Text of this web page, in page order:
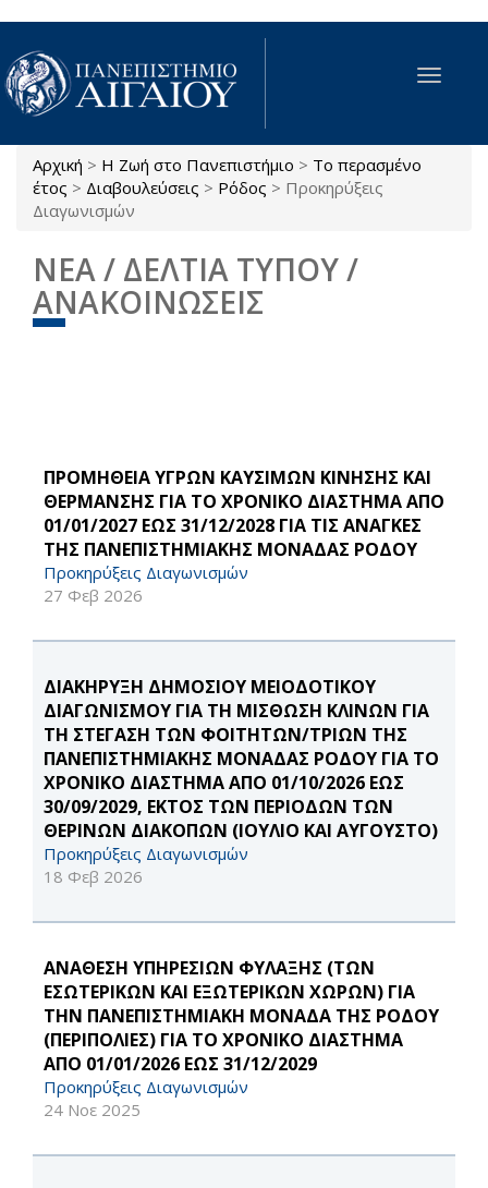
Παράκαμψη προς το κυρίως περιεχόμενο
Toggle
Είστε εδώ
Αρχική > Η Ζωή στο Πανεπιστήμιο > Το περασμένο
έτος > Διαβουλεύσεις > Ρόδος > Προκηρύξεις
Διαγωνισμών
ΝΕΑ / ΔΕΛΤΙΑ ΤΥΠΟΥ /
ΑΝΑΚΟΙΝΩΣΕΙΣ
ΠΡΟΜΗΘΕΙΑ ΥΓΡΩΝ ΚΑΥΣΙΜΩΝ ΚΙΝΗΣΗΣ ΚΑΙ
ΘΕΡΜΑΝΣΗΣ ΓΙΑ ΤΟ ΧΡΟΝΙΚΟ ΔΙΑΣΤΗΜΑ ΑΠΟ
01/01/2027 ΕΩΣ 31/12/2028 ΓΙΑ ΤΙΣ ΑΝΑΓΚΕΣ
ΤΗΣ ΠΑΝΕΠΙΣΤΗΜΙΑΚΗΣ ΜΟΝΑΔΑΣ ΡΟΔΟΥ
Προκηρύξεις Διαγωνισμών
27 Φεβ 2026
ΔΙΑΚΗΡΥΞΗ ΔΗΜΟΣΙΟΥ ΜΕΙΟΔΟΤΙΚΟΥ
ΔΙΑΓΩΝΙΣΜΟΥ ΓΙΑ ΤΗ ΜΙΣΘΩΣΗ ΚΛΙΝΩΝ ΓΙΑ
ΤΗ ΣΤΕΓΑΣΗ ΤΩΝ ΦΟΙΤΗΤΩΝ/ΤΡΙΩΝ ΤΗΣ
ΠΑΝΕΠΙΣΤΗΜΙΑΚΗΣ ΜΟΝΑΔΑΣ ΡΟΔΟΥ ΓΙΑ ΤΟ
ΧΡΟΝΙΚΟ ΔΙΑΣΤΗΜΑ ΑΠΟ 01/10/2026 ΕΩΣ
30/09/2029, ΕΚΤΟΣ ΤΩΝ ΠΕΡΙΟΔΩΝ ΤΩΝ
ΘΕΡΙΝΩΝ ΔΙΑΚΟΠΩΝ (ΙΟΥΛΙΟ ΚΑΙ ΑΥΓΟΥΣΤΟ)
Προκηρύξεις Διαγωνισμών
18 Φεβ 2026
ΑΝΑΘΕΣΗ ΥΠΗΡΕΣΙΩΝ ΦΥΛΑΞΗΣ (ΤΩΝ
ΕΣΩΤΕΡΙΚΩΝ ΚΑΙ ΕΞΩΤΕΡΙΚΩΝ ΧΩΡΩΝ) ΓΙΑ
ΤΗΝ ΠΑΝΕΠΙΣΤΗΜΙΑΚΗ ΜΟΝΑΔΑ ΤΗΣ ΡΟΔΟΥ
(ΠΕΡΙΠΟΛΙΕΣ) ΓΙΑ ΤΟ ΧΡΟΝΙΚΟ ΔΙΑΣΤΗΜΑ
ΑΠΟ 01/01/2026 ΕΩΣ 31/12/2029
Προκηρύξεις Διαγωνισμών
24 Νοε 2025